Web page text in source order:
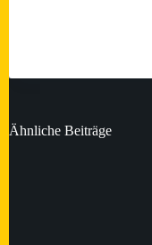
Ähnliche Beiträge